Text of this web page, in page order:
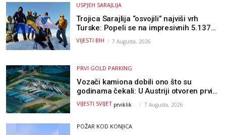
USPJEH SARAJLIJA
Trojica Sarajlija “osvojili” najviši vrh
Turske: Popeli se na impresivnih 5.137
metara
VIJESTI BIH 7 Augusta, 2026
PRVI GOLD PARKING
Vozači kamiona dobili ono što su
godinama čekali: U Austriji otvoren prvi
GOLD sigurni parking
VIJESTI SVIJET prviklik - 7 Augusta, 2026
POŽAR KOD KONJICA